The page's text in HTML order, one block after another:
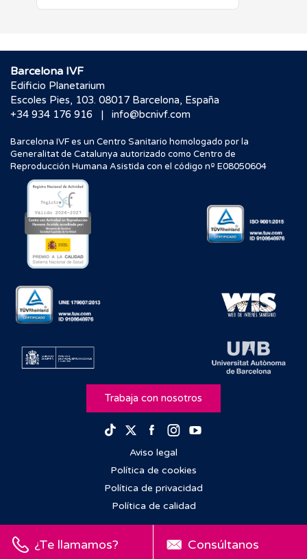
¿Te llamamos? Consúltanos
Barcelona IVF
Edificio Planetarium
Escoles Pies, 103. 08017 Barcelona, España
+34 934 176 916
| info@bcnivf.com
Barcelona IVF es un Centro Sanitario homologado por la
Generalitat de Catalunya autorizado como Centro de
Reproducción Humana Asistida con el código nº E08050604
Trabaja con nosotros
TikTokTwitterFacebook
Instagram
Aviso legal
Política de cookies
Política de privacidad
Política de calidad